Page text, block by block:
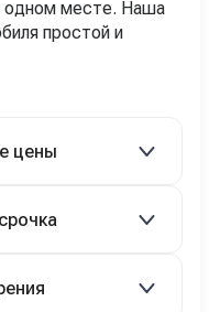
одном месте. Наша
простой и
цены
взносе 35–50%.